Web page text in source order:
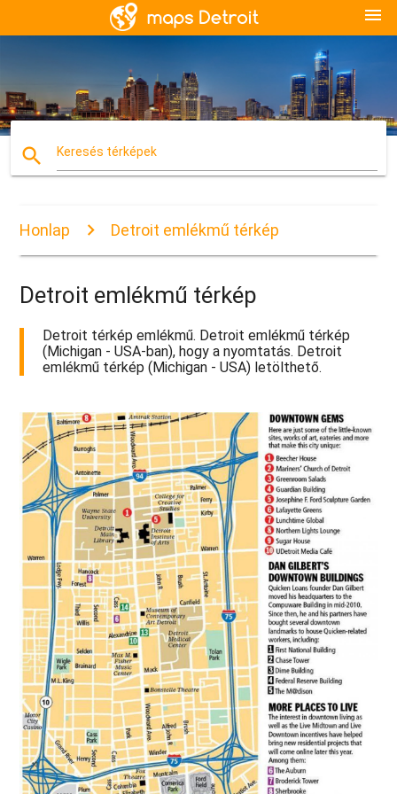
menu
search Keresés térképek
Honlap Detroit emlékmű térkép
Detroit emlékmű térkép
Detroit térkép emlékmű. Detroit emlékmű térkép
(Michigan - USA-ban), hogy a nyomtatás. Detroit
emlékmű térkép (Michigan - USA) letölthető.